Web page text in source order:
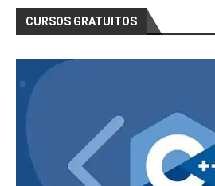
CURSOS GRATUITOS